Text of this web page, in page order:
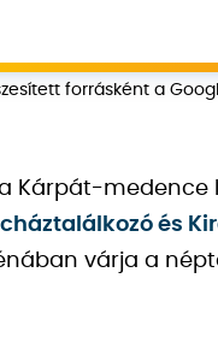
forrásként a
Kárpát-medence
és
várja a